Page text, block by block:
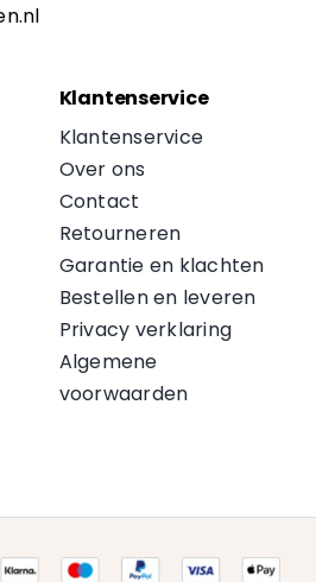
Klantenservice
Klantenservice
Over ons
Contact
Retourneren
Garantie en klachten
Bestellen en leveren
Privacy verklaring
Algemene
voorwaarden